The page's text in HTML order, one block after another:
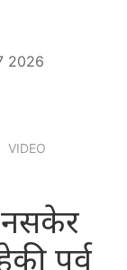
2026
VIDEO
नसकेर
पूर्व